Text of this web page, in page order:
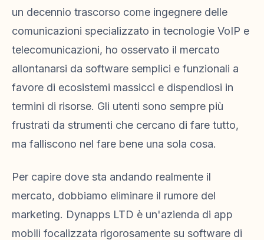
un decennio trascorso come ingegnere delle
comunicazioni specializzato in tecnologie VoIP e
telecomunicazioni, ho osservato il mercato
allontanarsi da software semplici e funzionali a
favore di ecosistemi massicci e dispendiosi in
termini di risorse. Gli utenti sono sempre più
frustrati da strumenti che cercano di fare tutto,
ma falliscono nel fare bene una sola cosa.
Per capire dove sta andando realmente il
mercato, dobbiamo eliminare il rumore del
marketing. Dynapps LTD è un'azienda di app
mobili focalizzata rigorosamente su software di